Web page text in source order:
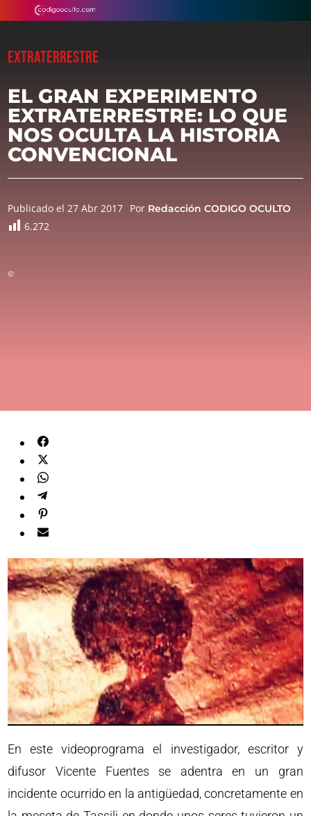
EXTRATERRESTRE
EL GRAN EXPERIMENTO
EXTRATERRESTRE: LO QUE
NOS OCULTA LA HISTORIA
CONVENCIONAL
Publicado el 27 Abr 2017 Por Redacción CODIGO OCULTO
6.272
©
En este videoprograma el investigador, escritor y
difusor Vicente Fuentes se adentra en un gran
incidente ocurrido en la antigüedad, concretamente en